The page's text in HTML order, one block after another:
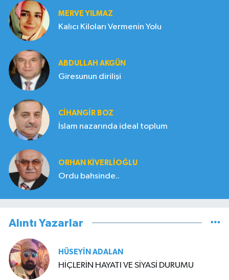
MERVE YILMAZ
Kalıcı Kiloları Vermenin Yolu
ABDULLAH AKGÜN
Giresunun dirilişi
CIHANGIR BOZ
İslam nazarında ideal toplum
ORHAN KIVERLIOĞLU
Ordu bahsinde..
Alıntı Yazarlar
HÜSEYIN ADALAN
HİÇLERİN HAYATI VE SİYASİ DURUMU